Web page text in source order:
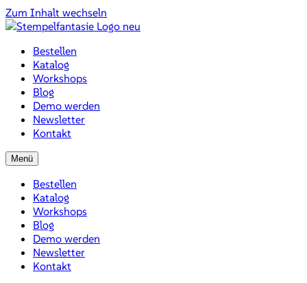
Zum Inhalt wechseln
Bestellen
Katalog
Workshops
Blog
Demo werden
Newsletter
Kontakt
Menü
Bestellen
Katalog
Workshops
Blog
Demo werden
Newsletter
Kontakt